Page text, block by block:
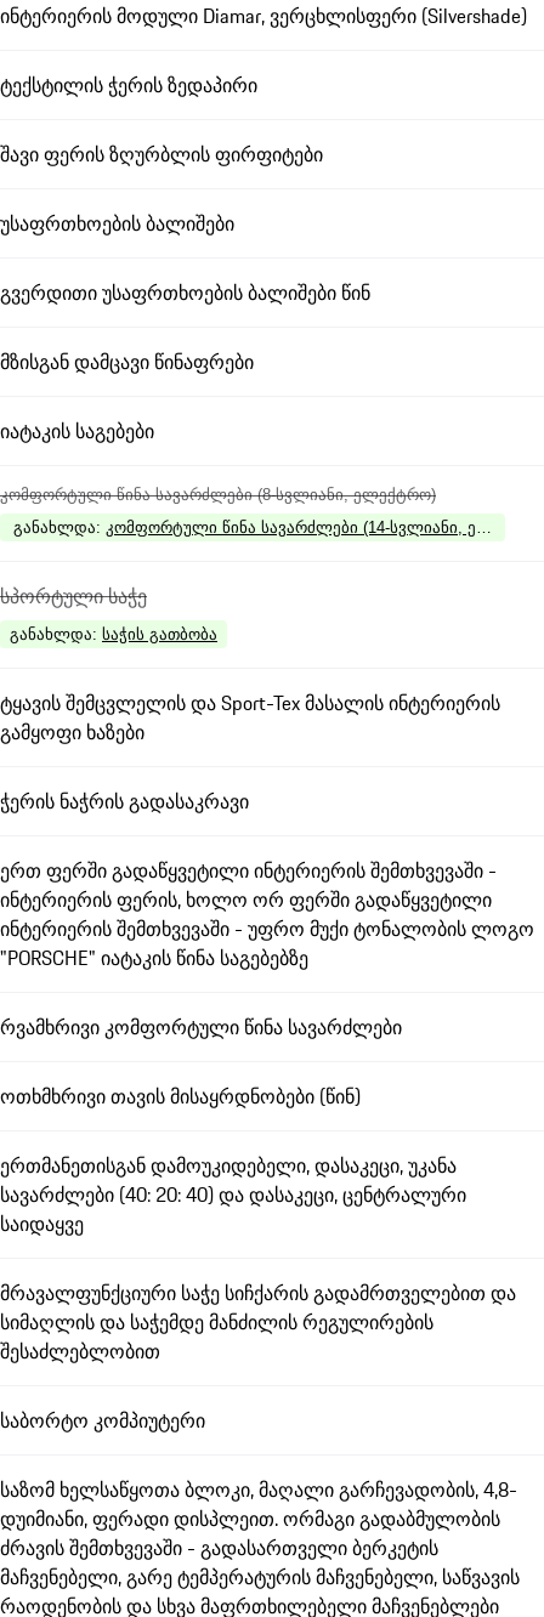
ინტერიერის მოდული Diamar, ვერცხლისფერი (Silvershade)
ტექსტილის ჭერის ზედაპირი
შავი ფერის ზღურბლის ფირფიტები
უსაფრთხოების ბალიშები
გვერდითი უსაფრთხოების ბალიშები წინ
მზისგან დამცავი წინაფრები
იატაკის საგებები
კომფორტული წინა სავარძლები (8-სვლიანი, ელექტრო)
განახლდა: კომფორტული წინა სავარძლები (14-სვლიანი,
სპორტული საჭე
განახლდა: საჭის გათბობა
ტყავის შემცვლელის და Sport-Tex მასალის ინტერიერის
გამყოფი ხაზები
ჭერის ნაჭრის გადასაკრავი
ერთ ფერში გადაწყვეტილი ინტერიერის შემთხვევაში -
ინტერიერის ფერის, ხოლო ორ ფერში გადაწყვეტილი
ინტერიერის შემთხვევაში - უფრო მუქი ტონალობის ლოგო
"PORSCHE" იატაკის წინა საგებებზე
რვამხრივი კომფორტული წინა სავარძლები
ოთხმხრივი თავის მისაყრდნობები (წინ)
ერთმანეთისგან დამოუკიდებელი, დასაკეცი, უკანა
სავარძლები (40: 20: 40) და დასაკეცი, ცენტრალური
საიდაყვე
მრავალფუნქციური საჭე სიჩქარის გადამრთველებით და
სიმაღლის და საჭემდე მანძილის რეგულირების
შესაძლებლობით
საბორტო კომპიუტერი
საზომ ხელსაწყოთა ბლოკი, მაღალი გარჩევადობის, 4,8-
დუიმიანი, ფერადი დისპლეით. ორმაგი გადაბმულობის
ძრავის შემთხვევაში - გადასართველი ბერკეტის
მაჩვენებელი, გარე ტემპერატურის მაჩვენებელი, საწვავის
რაოდენობის და სხვა მაფრთხილებელი მაჩვენებლები